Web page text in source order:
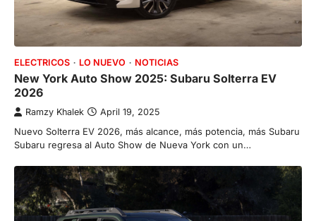
ELECTRICOS LO NUEVO NOTICIAS
New York Auto Show 2025: Subaru Solterra EV
2026
Ramzy Khalek April 19, 2025
Nuevo Solterra EV 2026, más alcance, más potencia, más Subaru
Subaru regresa al Auto Show de Nueva York con un…